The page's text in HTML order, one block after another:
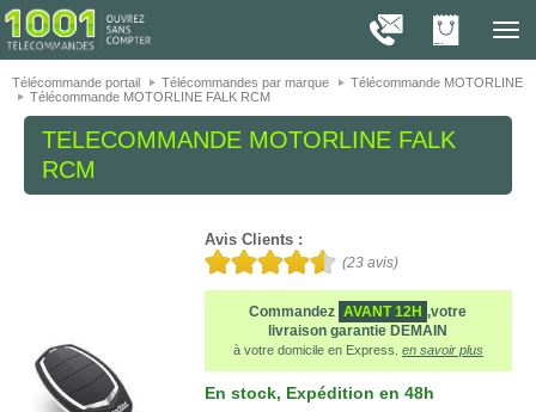
1001
Télécommande portail
Télécommandes par marque
Télécommande MOTORLINE
Télécommande MOTORLINE FALK RCM
TELECOMMANDE MOTORLINE FALK
RCM
Avis Clients :
(23avis)
Commandez AVANT 12H ,votre
livraison garantie DEMAIN
à votre domicile en Express. en savoir plus
En stock, Expédition en 48h
On vous présente nos cookies !